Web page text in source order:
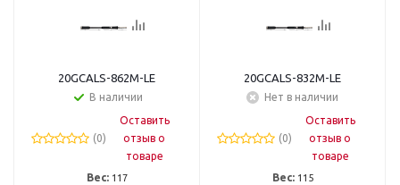
20GCALS-862M-LE
В наличии
(0)
Оставить
отзыв о
товаре
Вес: 117
20GCALS-832M-LE
Нет в наличии
(0)
Оставить
отзыв о
товаре
Вес: 115